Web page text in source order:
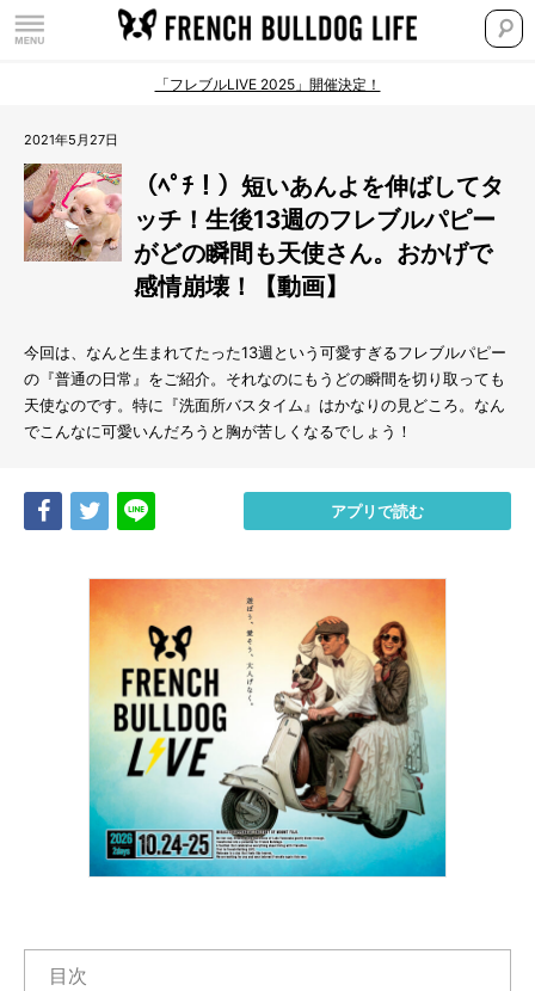
「フレブルLIVE 2025」開催決定！
2021年5月27日
（ﾍﾟﾁ！）短いあんよを伸ばしてタ
ッチ！生後13週のフレブルパピー
がどの瞬間も天使さん。おかげで
感情崩壊！【動画】
今回は、なんと生まれてたった13週という可愛すぎるフレブルパピー
の『普通の日常』をご紹介。それなのにもうどの瞬間を切り取っても
天使なのです。特に『洗面所バスタイム』はかなりの見どころ。なん
でこんなに可愛いんだろうと胸が苦しくなるでしょう！
Share Tweet アプリで読む
目次